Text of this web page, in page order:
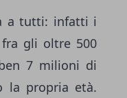
a tutti: infatti i
fra gli oltre 500
7 milioni di
la propria età.